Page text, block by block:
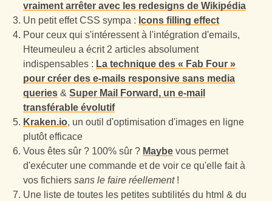
vraiment arrêter avec les redesigns de Wikipédia
Un petit effet CSS sympa : Icons filling effect
Pour ceux qui s'intéressent à l'intégration d'emails,
Hteumeuleu a écrit 2 articles absolument
indispensables : La technique des « Fab Four »
pour créer des e‑mails responsive sans media
queries &Super Mail Forward, un e‑mail
transférable évolutif
Kraken.io, un outil d'optimisation d'images en ligne
plutôt efficace
Vous êtes sûr ? 100% sûr ? Maybe vous permet
d'exécuter une commande et de voir ce qu'elle fait à
vos fichierssans le faire réellement!
Une liste de toutes les petites subtilités du html & du